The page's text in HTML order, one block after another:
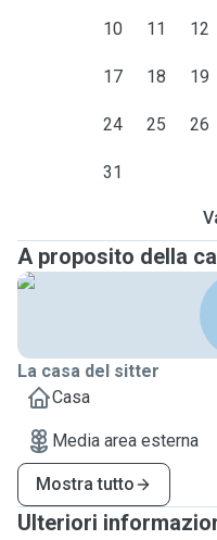
10 11 12
17 18 19
24 25 26
31
A proposito della
La casa del sitter
Casa
Media area esterna
Mostra tutto
Ulteriori